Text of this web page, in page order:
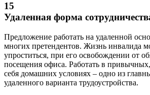
15
Удаленная форма
Предложение работать на удаленной
многих претендентов. Жизнь инвалида
упроститься, при его освобождении от
посещения офиса. Работать в
себя домашних условиях – одно из
удаленного варианта трудоустройства.